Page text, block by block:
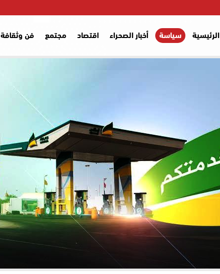
الرئيسية سياسة أخبار الصحراء اقتصاد مجتمع فن وثقافة